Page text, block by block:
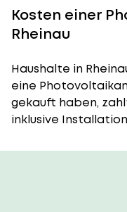
Kosten einer
Rheinau
Haushalte in
eine
gekauft haben,
inklusive